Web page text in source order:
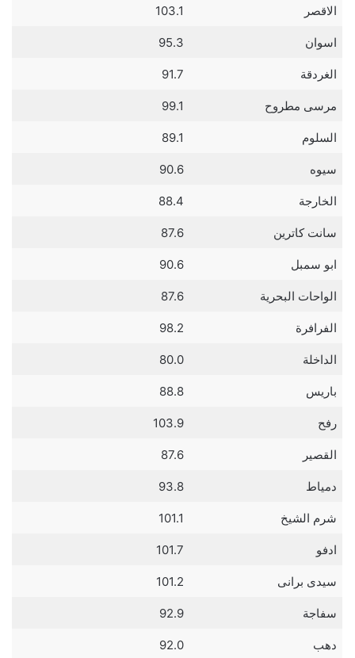
الاقصر 103.1
اسوان 95.3
الغردقة 91.7
مرسى مطروح 99.1
السلوم 89.1
سيوه 90.6
الخارجة 88.4
سانت كاترين 87.6
ابو سمبل 90.6
الواحات البحرية 87.6
الفرافرة 98.2
الداخلة 80.0
باريس 88.8
رفح 103.9
القصير 87.6
دمياط 93.8
شرم الشيخ 101.1
ادفو 101.7
سيدى برانى 101.2
سفاجة 92.9
دهب 92.0